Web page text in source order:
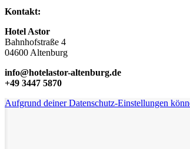
Kontakt:
Hotel Astor
Bahnhofstraße 4
04600 Altenburg
info@hotelastor-altenburg.de
+49 3447 5870
Aufgrund deiner Datenschutz-Einstellungen